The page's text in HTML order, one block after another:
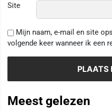
Site
Mijn naam, e-mail en site
volgende keer wanneer ik een
Meest gelezen